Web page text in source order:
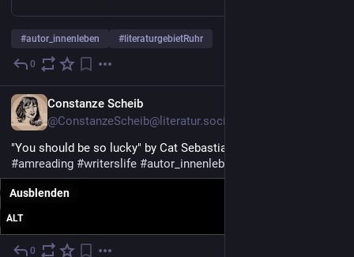
#autor_innenleben #literaturgebietRuhr
0
Constanze Scheib
@ConstanzeScheib@literatur.social
"You should be so lucky" by Cat Sebastian
#amreading #writerslife #autor_innenleben
ALT
Ausblenden
0